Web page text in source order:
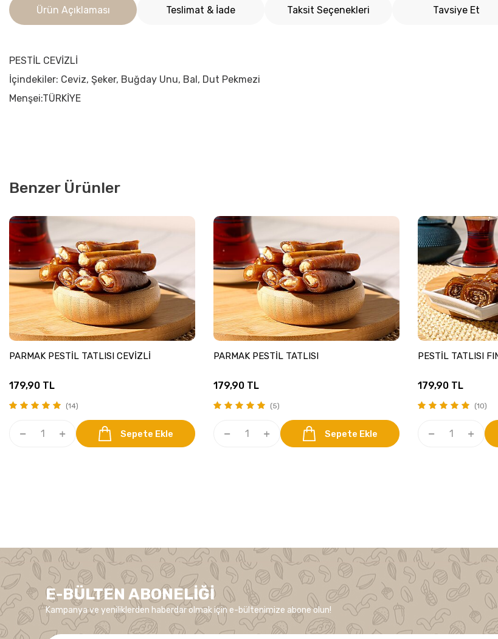
Ürün Açıklaması Teslimat & İade Taksit Seçenekleri Tavsiye Et
PESTİL CEVİZLİ
İçindekiler: Ceviz, Şeker, Buğday Unu, Bal, Dut Pekmezi
Menşei:TÜRKİYE
Benzer Ürünler
PARMAK PESTİL TATLISI CEVİZLİ
179,90 TL
(14)
Sepete Ekle
PARMAK PESTİL TATLISI
179,90 TL
(5)
Sepete Ekle
PESTİL TATLISI
179,90 TL
(10)
E-BÜLTEN ABONELIĞI
Kampanya ve yeniliklerden haberdar olmak için e-bültenimize abone olun!